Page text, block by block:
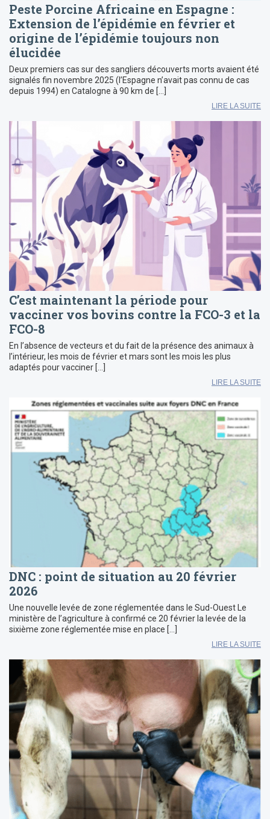
Peste Porcine Africaine en Espagne :
Extension de l’épidémie en février et
origine de l’épidémie toujours non
élucidée
Deux premiers cas sur des sangliers découverts morts avaient été
signalés fin novembre 2025 (l’Espagne n’avait pas connu de cas
depuis 1994) en Catalogne à 90 km de […]
LIRE LA SUITE
C’est maintenant la période pour
vacciner vos bovins contre la FCO-3 et la
FCO-8
En l’absence de vecteurs et du fait de la présence des animaux à
l’intérieur, les mois de février et mars sont les mois les plus
adaptés pour vacciner […]
LIRE LA SUITE
DNC : point de situation au 20 février
2026
Une nouvelle levée de zone réglementée dans le Sud-Ouest Le
ministère de l’agriculture à confirmé ce 20 février la levée de la
sixième zone réglementée mise en place […]
LIRE LA SUITE